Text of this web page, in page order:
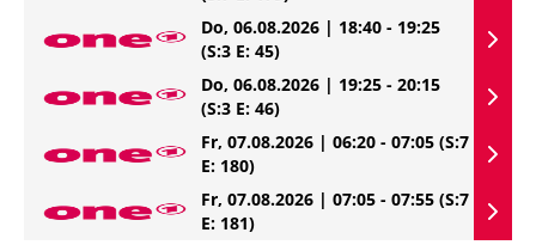
Do, 06.08.2026 | 18:40 - 19:25
(S:3 E: 45)
Do, 06.08.2026 | 19:25 - 20:15
(S:3 E: 46)
Fr, 07.08.2026 | 06:20 - 07:05 (S:7
E: 180)
Fr, 07.08.2026 | 07:05 - 07:55 (S:7
E: 181)